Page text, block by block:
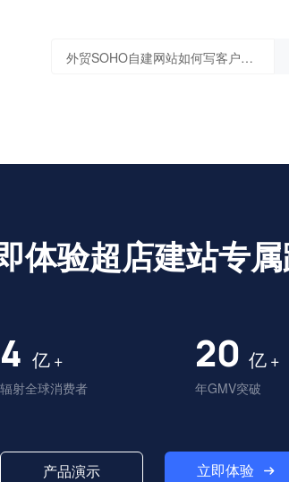
外贸SOHO自建网站如何写客户评价？
体验超店建站专
4 亿+
辐射全球消费者
20 亿 +
年GMV突破
产品演示 立即体验